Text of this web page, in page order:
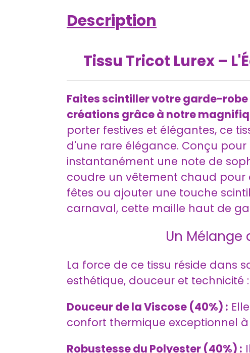
Description
Tissu Tricot Lurex –
Faites scintiller votre garde-
créations grâce à notre
porter festives et élégantes, ce
d'une rare élégance. Conçu
instantanément une note de
coudre un vêtement chaud pour
fêtes ou ajouter une touche
carnaval, cette maille haut de
Un Mélange
La force de ce tissu réside dans
esthétique, douceur et technicité :
Douceur de la Viscose (40%) :
confort thermique exceptionnel
Robustesse du Polyester (40%) :